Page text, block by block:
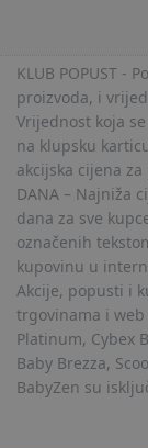
KLUB POPUST -
proizvoda, i
Vrijednost koja
na klupsku
akcijska cijena za
DANA – Najniža
dana za sve
označenih
kupovinu u
Akcije, popusti i
trgovinama i
Platinum, Cybex
Baby Brezza,
BabyZen su